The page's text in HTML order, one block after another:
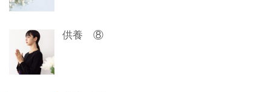
供養 ⑧